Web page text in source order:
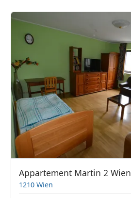
Appartement Martin 2 Wien
1210 Wien